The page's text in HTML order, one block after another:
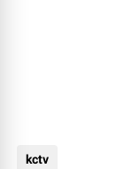
kctv